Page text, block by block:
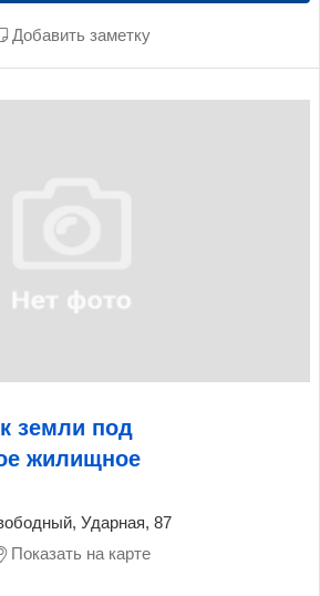
Добавить заметку
земли под
жилищное
Ударная, 87
Показать на карте